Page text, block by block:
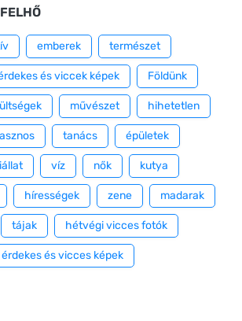
emberek természet
és viccek képek Földünk
művészet hihetetlen
tanács épületek
víz nők kutya
hírességek zene madarak
tájak hétvégi vicces fotók
érdekes és vicces képek